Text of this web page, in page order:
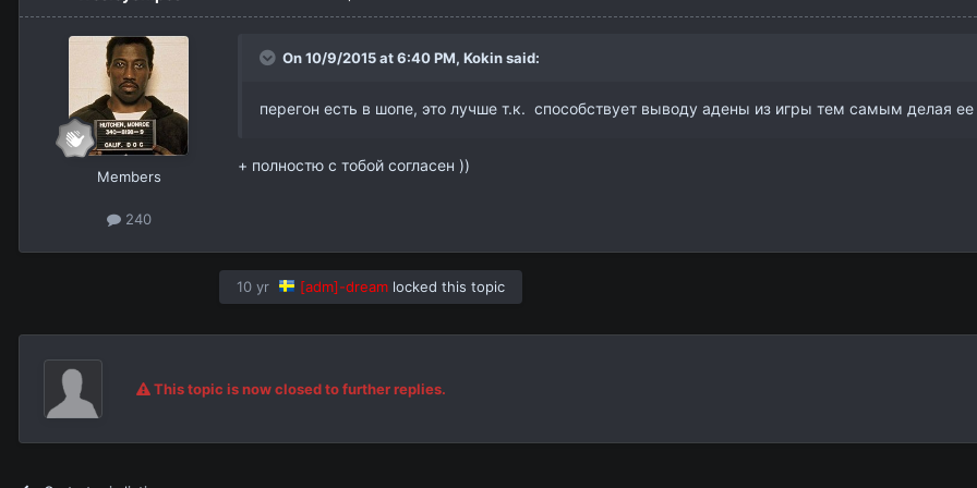
Members
240
On 10/9/2015 at 6:40 PM, Kokinsaid:
перегон есть в шопе, это лучше т.к. способствует выводу адены из игры тем самым делая ее
+ полностю с тобой согласен ))
10 yr [adm]-dream locked this topic
This topic is now closed to further replies.